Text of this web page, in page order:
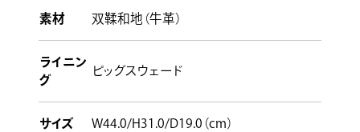
素材 双鞣和地（牛革）
ライニン
グ
ピッグスウェード
サイズ W44.0/H31.0/D19.0（cm）